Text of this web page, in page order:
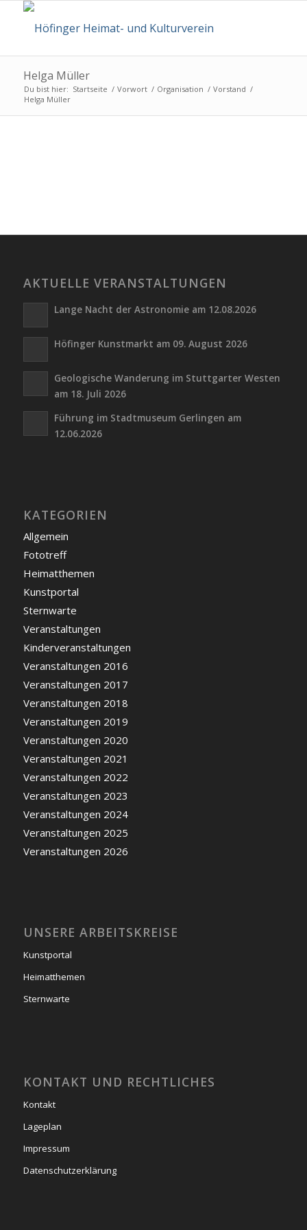
Helga Müller
Du bist hier: Startseite / Vorwort / Organisation / Vorstand /
Helga Müller
AKTUELLE VERANSTALTUNGEN
Lange Nacht der Astronomie am 12.08.2026
Höfinger Kunstmarkt am 09. August 2026
Geologische Wanderung im Stuttgarter Westen
am 18. Juli 2026
Führung im Stadtmuseum Gerlingen am
12.06.2026
KATEGORIEN
Allgemein
Fototreff
Heimatthemen
Kunstportal
Sternwarte
Veranstaltungen
Kinderveranstaltungen
Veranstaltungen 2016
Veranstaltungen 2017
Veranstaltungen 2018
Veranstaltungen 2019
Veranstaltungen 2020
Veranstaltungen 2021
Veranstaltungen 2022
Veranstaltungen 2023
Veranstaltungen 2024
Veranstaltungen 2025
Veranstaltungen 2026
UNSERE ARBEITSKREISE
Kunstportal
Heimatthemen
Sternwarte
KONTAKT UND RECHTLICHES
Kontakt
Lageplan
Impressum
Datenschutzerklärung